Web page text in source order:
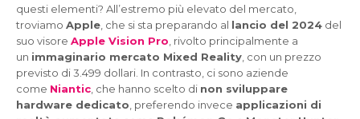
questi elementi? All’estremo più elevato del mercato,
troviamo Apple , che si sta preparando al lancio del 2024 del
suo visore Apple Vision Pro , rivolto principalmente a
un immaginario mercato Mixed Reality , con un prezzo
previsto di 3.499 dollari. In contrasto, ci sono aziende
come Niantic , che hanno scelto di non sviluppare
hardware dedicato , preferendo invece applicazioni di